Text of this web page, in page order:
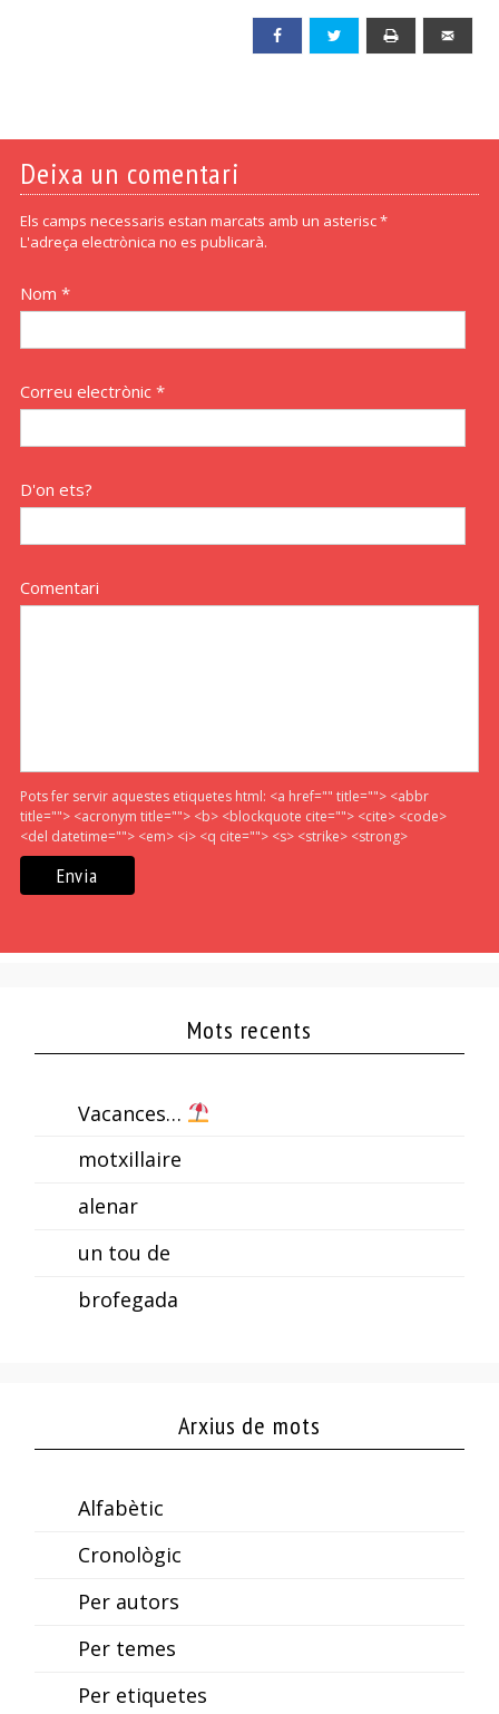
Facebook Twitter
Deixa un comentari
Els camps necessaris estan marcats amb un asterisc *
L'adreça electrònica no es publicarà.
Nom *
Correu electrònic *
D'on ets?
Comentari
Pots fer servir aquestes etiquetes html: <a href="" title=""> <abbr
title=""> <acronym title=""> <b> <blockquote cite=""> <cite> <code>
<del datetime=""> <em> <i> <q cite=""> <s> <strike> <strong>
Mots recents
Vacances…
motxillaire
alenar
un tou de
brofegada
Arxius de mots
Alfabètic
Cronològic
Per autors
Per temes
Per etiquetes